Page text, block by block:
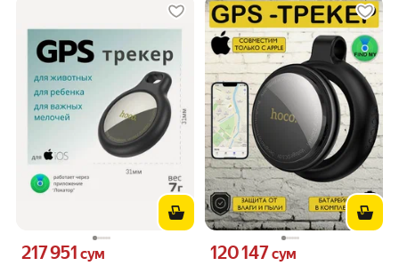
Цена 217951 сум вместо
217 951 сум Цена 120147 сум вместо
120 147сум